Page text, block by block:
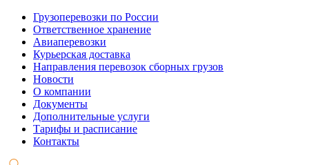
Грузоперевозки по России
Ответственное хранение
Авиаперевозки
Курьерская доставка
Направления перевозок сборных грузов
Новости
О компании
Документы
Дополнительные услуги
Тарифы и расписание
Контакты